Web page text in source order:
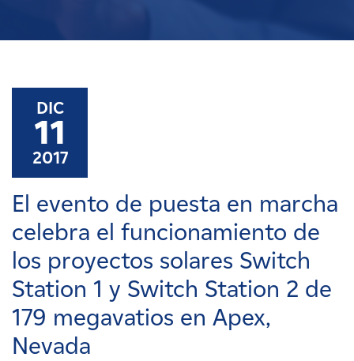
Carreras
Noticias
Contacte con
Afiliados
DIC
11
2017
El evento de puesta en marcha
celebra el funcionamiento de
los proyectos solares Switch
Station 1 y Switch Station 2 de
179 megavatios en Apex,
Nevada